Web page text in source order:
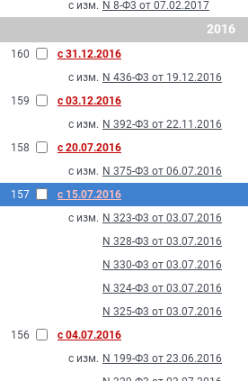
с изм. N 8-Ф3 от 07.02.2017
2016
160
с 31.12.2016
с изм. N 436-Ф3 от 19.12.2016
159
с 03.12.2016
с изм. N 392-Ф3 от 22.11.2016
158
с 20.07.2016
с изм. N 375-Ф3 от 06.07.2016
157
с 15.07.2016
с изм. N 323-Ф3 от 03.07.2016
N 328-Ф3 от 03.07.2016
N 330-Ф3 от 03.07.2016
N 324-Ф3 от 03.07.2016
N 325-Ф3 от 03.07.2016
156
с 04.07.2016
с изм. N 199-Ф3 от 23.06.2016